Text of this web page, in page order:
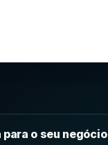
o seu negócio